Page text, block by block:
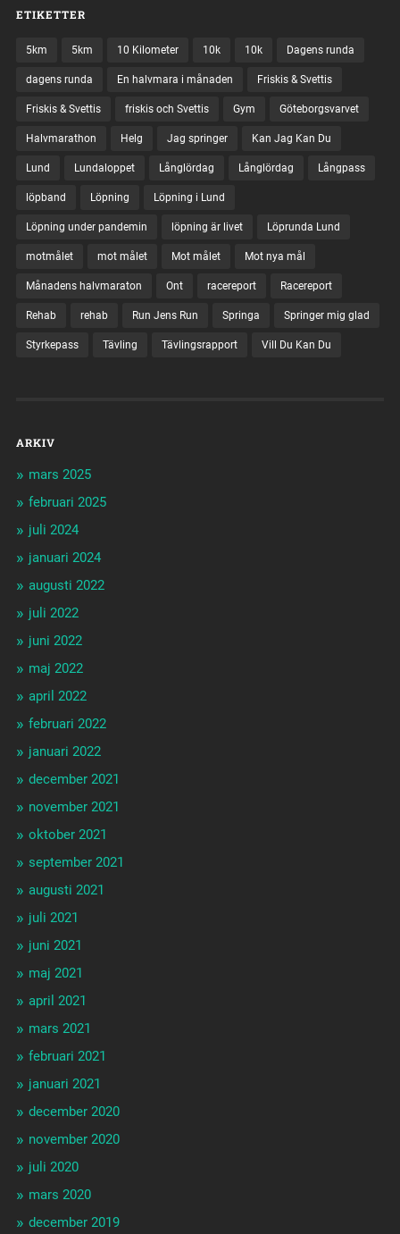
ETIKETTER
5km 5km 10 Kilometer 10k 10k Dagens runda
dagens runda En halvmara i månaden Friskis & Svettis
Friskis & Svettis friskis och Svettis Gym Göteborgsvarvet
Halvmarathon Helg Jag springer Kan Jag Kan Du
Lund Lundaloppet Långlördag Långlördag Långpass
löpband Löpning Löpning i Lund
Löpning under pandemin löpning är livet Löprunda Lund
motmålet mot målet Mot målet Mot nya mål
Månadens halvmaraton Ont racereport Racereport
Rehab rehab Run Jens Run Springa Springer mig glad
Styrkepass Tävling Tävlingsrapport Vill Du Kan Du
ARKIV
mars 2025
februari 2025
juli 2024
januari 2024
augusti 2022
juli 2022
juni 2022
maj 2022
april 2022
februari 2022
januari 2022
december 2021
november 2021
oktober 2021
september 2021
augusti 2021
juli 2021
juni 2021
maj 2021
april 2021
mars 2021
februari 2021
januari 2021
december 2020
november 2020
juli 2020
mars 2020
december 2019